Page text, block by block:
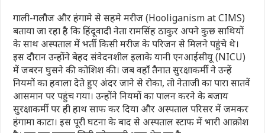
गाली-गलौज और हंगामे से सहमे मरीज (Hooliganism at CIMS)
बताया जा रहा है कि हिंदूवादी नेता रामसिंह ठाकुर अपने कुछ साथियों
के साथ अस्पताल में भर्ती किसी मरीज के परिजन से मिलने पहुंचे थे।
इस दौरान उन्होंने बेहद संवेदनशील इलाके यानी एनआईसीयू (NICU)
में जबरन घुसने की कोशिश की। जब वहाँ तैनात सुरक्षाकर्मी ने उन्हें
नियमों का हवाला देते हुए अंदर जाने से रोका, तो नेताजी का पारा सातवें
आसमान पर पहुंच गया। उन्होंने नियमों का पालन करने के बजाय
सुरक्षाकर्मी पर ही हाथ साफ कर दिया और अस्पताल परिसर में जमकर
हंगामा काटा। इस पूरी घटना के बाद से अस्पताल स्टाफ में भारी आक्रोश